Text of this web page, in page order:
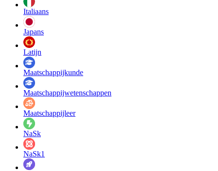
Italiaans
Japans
Latijn
Maatschappij­kunde
Maatschappij­wetenschappen
Maatschappijleer
NaSk
NaSk1